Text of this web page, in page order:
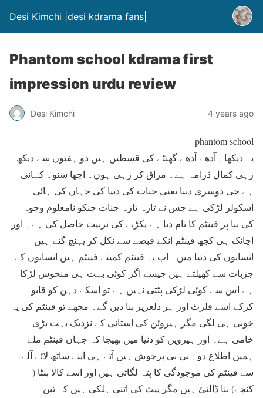
Desi Kimchi |desi kdrama fans|
Phantom school kdrama first
impression urdu review
Desi Kimchi 4 years ago
phantom school
یہ دیکھا۔ آدھے آدھے گھنٹے کی قسطیں ہیں دو ہفتوں سے دیکھ
رہی کمال ڈرامہ ہے۔ مزاق کر رہی ہوں۔ اچھا سنو۔ کہانی
ہے جی دوسری دنیا یعنی جنات کی دنیا کی جہاں کی ہائی
اسکولر لڑکی ہے جس نے تازہ تازہ جنات جنکو نامعلوم وجوہ
کی بنا پر فینٹم کا نام دیا ہے پکڑنے کی تربیت حاصل کی ہے۔ اور
اچانک ہی کچھ فینٹم انکے قبضے سے نکل کر پہنچ گئے ہیں
انسانوں کی دنیا میں۔ اب یہ فینٹم کمینے فینٹم ہیں انسانوں کے
جزبات سے کھیلتے ہیں جیسے اگر کوئی بہت ہی منحوس لڑکا
ہے اس سے کوئی لڑکی پٹتی نہیں ہے تو اسکے ذہن کو قابو
کرکے اسے فلرٹ اور ہر دلعزیز بنا دیں گے۔ مجھے تو فینٹم کی یہ
خوبی ہی لگی مگر ہیروئن کی استانی کے نزدیک بہت بڑی
خامی ہے۔ اور ہیروین کو دنیا میں بھیجا کہ جہاں فینٹم ملے
ہمیں اطلاع دو۔ بی بی پرجوش ہیں آتے ہی اپنے ساتھ لائے آلے
سے فینٹم کی موجودگی کا پتہ لگاتی ہیں اور اسے کالا بنٹا (
کنچے) بنا ڈالتئ ہیں مگر پیٹ کی اتنی ہلکی ہیں کہ تین